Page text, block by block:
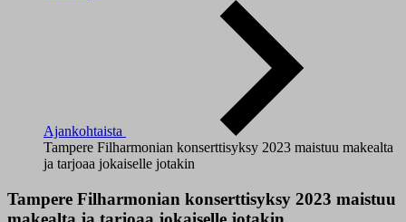
Ajankohtaista
Tampere Filharmonian konserttisyksy 2023 maistuu makealta
ja tarjoaa jokaiselle jotakin
Tampere Filharmonian konserttisyksy 2023 maistuu